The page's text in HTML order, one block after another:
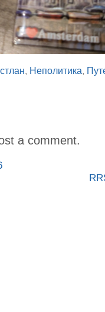
, Неполитика,
a comment.